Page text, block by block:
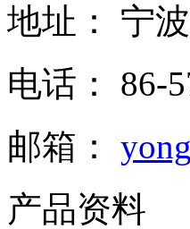
地址： 宁
电话： 86-
邮箱：
产品资料